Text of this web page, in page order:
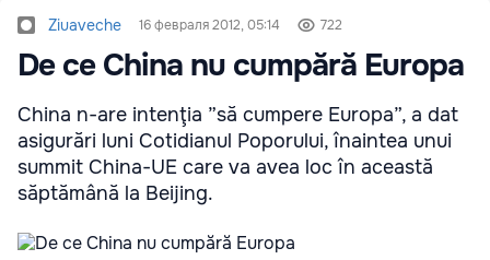
Ziuaveche 16 февраля 2012, 05:14 722
De ce China nu cumpără Europa
China n-are intenţia ”să cumpere Europa”, a dat
asigurări luni Cotidianul Poporului, înaintea unui
summit China-UE care va avea loc în această
săptămână la Beijing.